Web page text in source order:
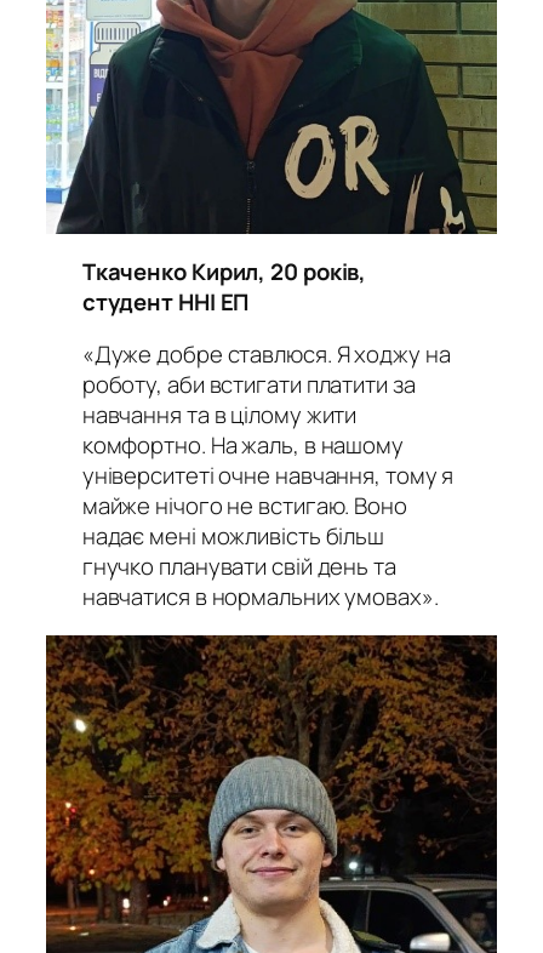
Ткаченко Кирил, 20 років,
студент ННІ ЕП
«Дуже добре ставлюся. Я ходжу на
роботу, аби встигати платити за
навчання та в цілому жити
комфортно. На жаль, в нашому
університеті очне навчання, тому я
майже нічого не встигаю. Воно
надає мені можливість більш
гнучко планувати свій день та
навчатися в нормальних умовах».